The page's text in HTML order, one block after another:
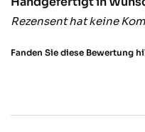
Rezensent hat keine
Fanden Sie diese Bewertung